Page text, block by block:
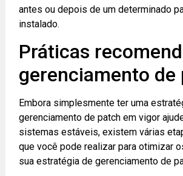
antes ou depois de um determinado
instalado.
Práticas
gerenciamento de
Embora simplesmente ter uma
gerenciamento de patch em vigor
sistemas estáveis, existem várias
que você pode realizar para otimizar
sua estratégia de gerenciamento de